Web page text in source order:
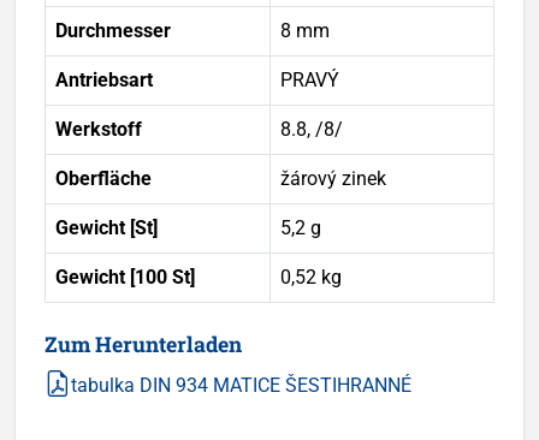
Durchmesser 8 mm
Antriebsart PRAVÝ
Werkstoff 8.8, /8/
Oberfläche žárový zinek
Gewicht [St] 5,2 g
Gewicht [100 St] 0,52 kg
Zum Herunterladen
tabulka DIN 934 MATICE ŠESTIHRANNÉ